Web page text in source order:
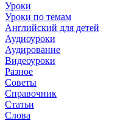
Уроки
Уроки по темам
Английский для детей
Аудиоуроки
Аудирование
Видеоуроки
Разное
Советы
Справочник
Статьи
Слова